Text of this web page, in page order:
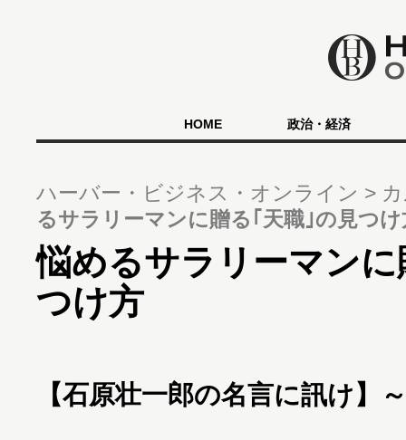
HOME 政治・経済
ハーバー・ビジネス・オンライン
るサラリーマンに贈る｢天職｣の見つけ
悩めるサラリーマン
つけ方
【石原壮一郎の名言に訊け】